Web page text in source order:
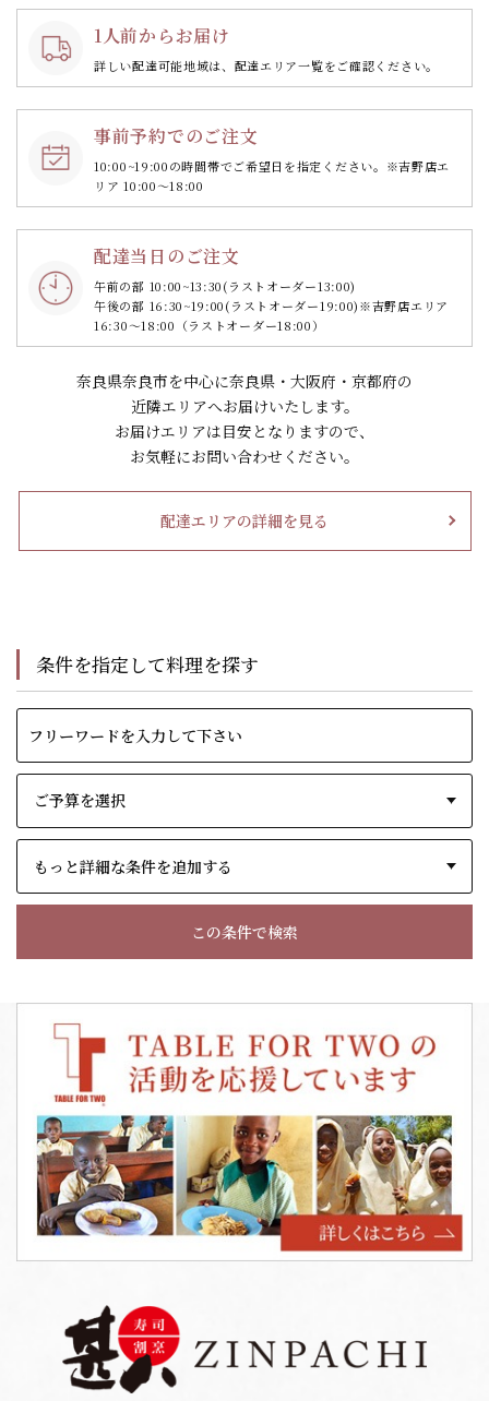
1人前からお届け
詳しい配達可能地域は、配達エリア一覧をご確認ください。
事前予約でのご注文
10:00~19:00の時間帯でご希望日を指定ください。 ※吉野店エ
リア 10:00～18:00
配達当日のご注文
午前の部 10:00~13:30(ラストオーダー13:00)
午後の部 16:30~19:00(ラストオーダー19:00)※吉野店エリア
16:30～18:00（ラストオーダー18:00）
奈良県奈良市を中心に奈良県・大阪府・京都府の
近隣エリアへお届けいたします。
お届けエリアは目安となりますので、
お気軽にお問い合わせください。
配達エリアの詳細を見る
条件を指定して料理を探す
もっと詳細な条件を追加する
この条件で検索